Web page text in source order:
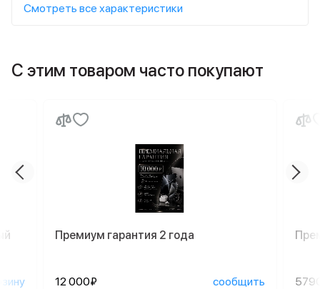
Смотреть все характеристики
С этим товаром часто покупают
Премиум гарантия 2 года
12 000₽ сообщить